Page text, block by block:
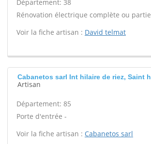
Département: 38
Rénovation électrique complète ou
Voir la fiche artisan : David telmat
Cabanetos sarl Int hilaire de riez, Saint
Artisan
Département: 85
Porte d'entrée -
Voir la fiche artisan : Cabanetos sarl